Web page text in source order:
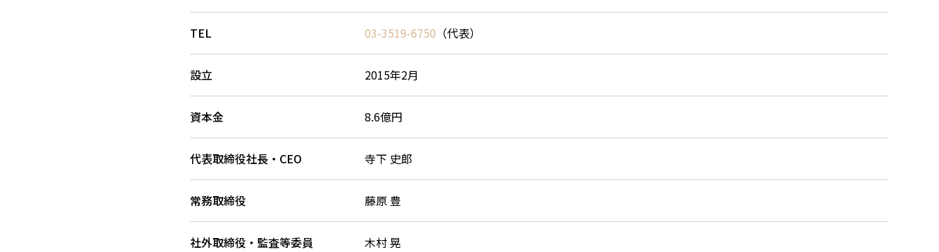
TEL 03-3519-6750 （代表）
設立 2015年2月
資本金 8.6億円
代表取締役社長・CEO 寺下 史郎
常務取締役 藤原 豊
社外取締役・監査等委員
木村 晃